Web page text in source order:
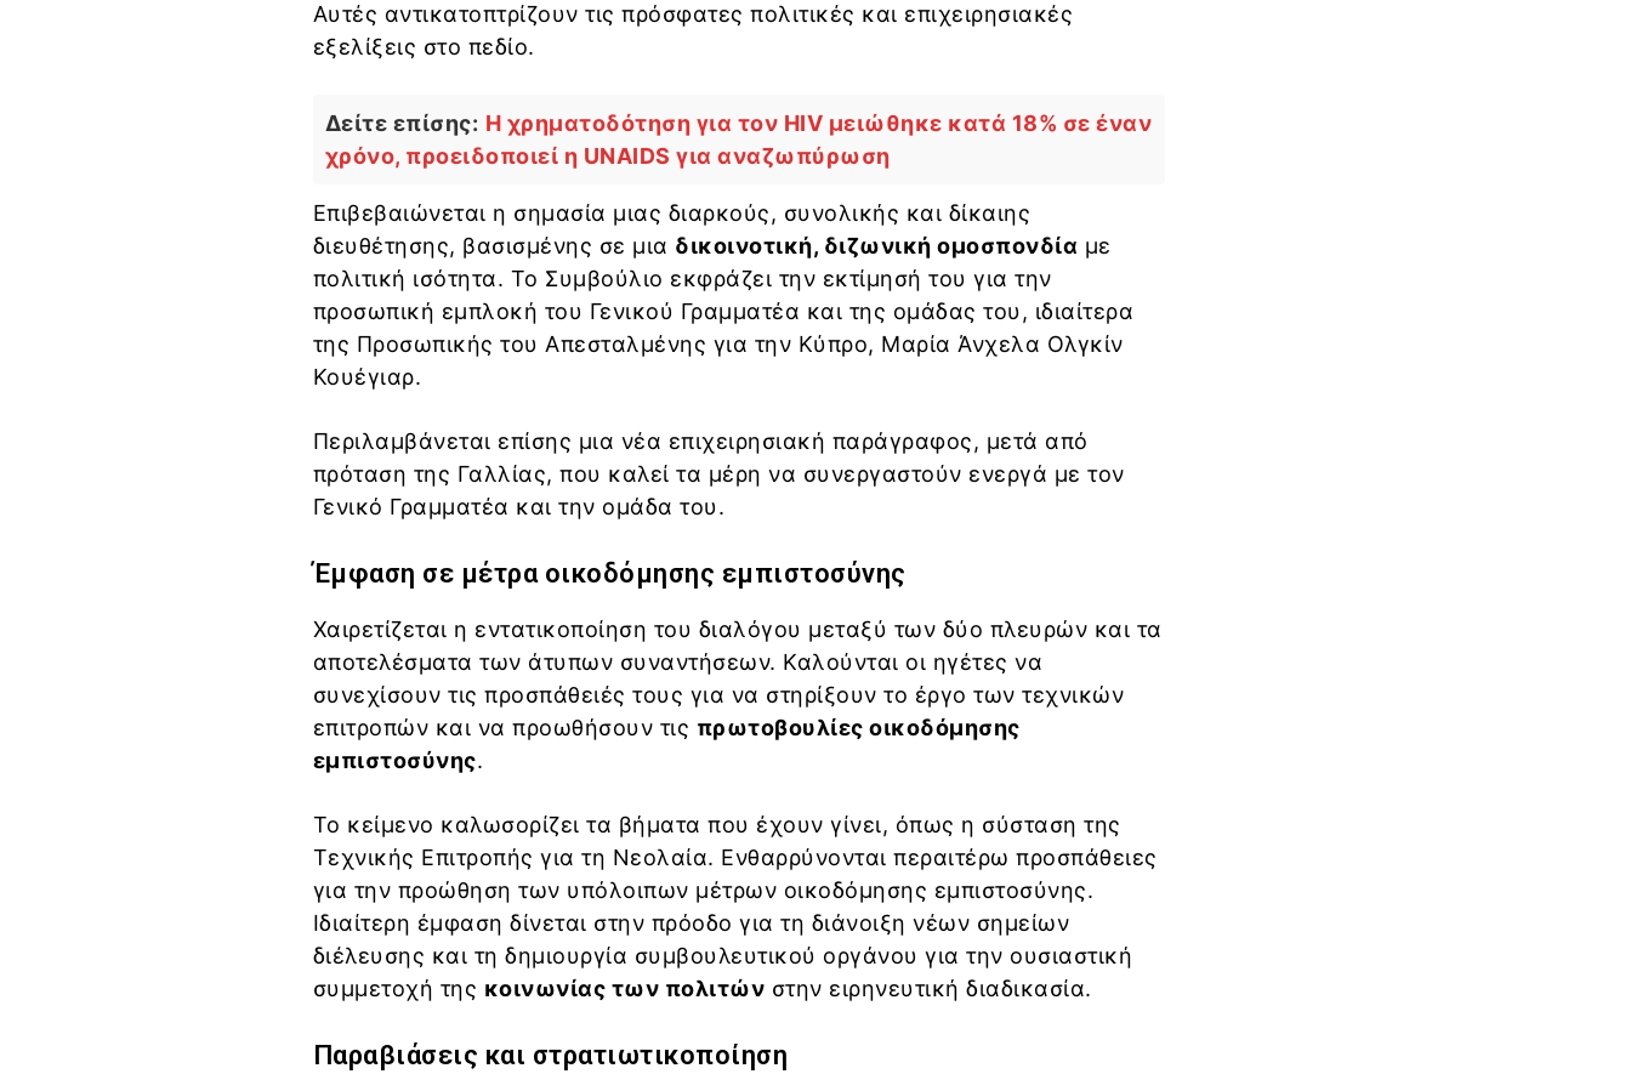
Αυτές αντικατοπτρίζουν τις πρόσφατες πολιτικές και επιχειρησιακές
εξελίξεις στο πεδίο.
Δείτε επίσης: Η χρηματοδότηση για τον HIV μειώθηκε κατά 18% σε έναν
χρόνο, προειδοποιεί η UNAIDS για αναζωπύρωση
Επιβεβαιώνεται η σημασία μιας διαρκούς, συνολικής και δίκαιης
διευθέτησης, βασισμένης σε μια δικοινοτική, διζωνική ομοσπονδία με
πολιτική ισότητα. Το Συμβούλιο εκφράζει την εκτίμησή του για την
προσωπική εμπλοκή του Γενικού Γραμματέα και της ομάδας του, ιδιαίτερα
της Προσωπικής του Απεσταλμένης για την Κύπρο, Μαρία Άνχελα Ολγκίν
Κουέγιαρ.
Περιλαμβάνεται επίσης μια νέα επιχειρησιακή παράγραφος, μετά από
πρόταση της Γαλλίας, που καλεί τα μέρη να συνεργαστούν ενεργά με τον
Γενικό Γραμματέα και την ομάδα του.
Έμφαση σε μέτρα οικοδόμησης εμπιστοσύνης
Χαιρετίζεται η εντατικοποίηση του διαλόγου μεταξύ των δύο πλευρών και τα
αποτελέσματα των άτυπων συναντήσεων. Καλούνται οι ηγέτες να
συνεχίσουν τις προσπάθειές τους για να στηρίξουν το έργο των τεχνικών
επιτροπών και να προωθήσουν τις πρωτοβουλίες οικοδόμησης
εμπιστοσύνης.
Το κείμενο καλωσορίζει τα βήματα που έχουν γίνει, όπως η σύσταση της
Τεχνικής Επιτροπής για τη Νεολαία. Ενθαρρύνονται περαιτέρω προσπάθειες
για την προώθηση των υπόλοιπων μέτρων οικοδόμησης εμπιστοσύνης.
Ιδιαίτερη έμφαση δίνεται στην πρόοδο για τη διάνοιξη νέων σημείων
διέλευσης και τη δημιουργία συμβουλευτικού οργάνου για την ουσιαστική
συμμετοχή της κοινωνίας των πολιτών στην ειρηνευτική διαδικασία.
Παραβιάσεις και στρατιωτικοποίηση